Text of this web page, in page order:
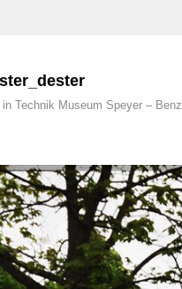
in Technik Museum Speyer –